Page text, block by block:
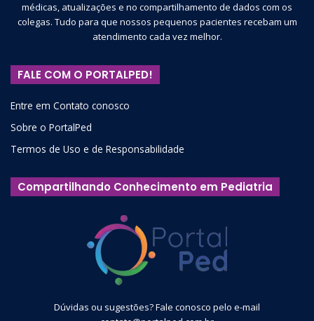
médicas, atualizações e no compartilhamento de dados com os
colegas. Tudo para que nossos pequenos pacientes recebam um
atendimento cada vez melhor.
FALE COM O PORTALPED!
Entre em Contato conosco
Sobre o PortalPed
Termos de Uso e de Responsabilidade
Compartilhando Conhecimento em Pediatria
Dúvidas ou sugestões? Fale conosco pelo e-mail